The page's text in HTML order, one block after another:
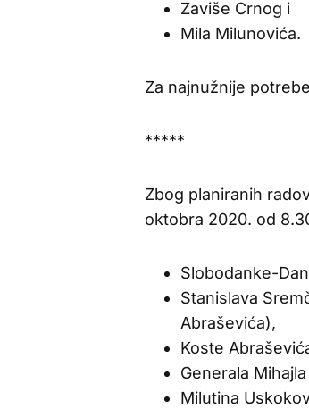
Zaviše Crnog i
Mila Milunovića.
Za najnužnije
*****
Zbog planiranih
oktobra 2020. od
Slobodanke-
Stanislava
Abraševića),
Koste
Generala
Milutina